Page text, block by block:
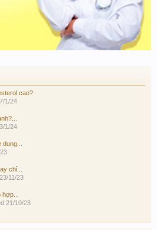
cao?
7/1/24
3/1/24
chỉ...
23/11/23
21/10/23